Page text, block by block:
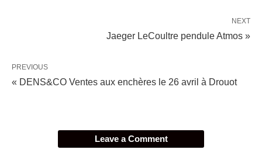
NEXT
Jaeger LeCoultre pendule Atmos »
PREVIOUS
« DENS&CO Ventes aux enchères le 26 avril à Drouot
Leave a Comment